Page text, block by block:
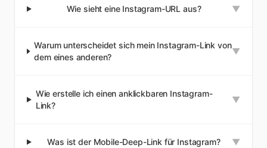
Wie sieht eine Instagram-URL aus? ▼
Warum unterscheidet sich mein Instagram-Link von
dem eines anderen?
▼
Wie erstelle ich einen anklickbaren Instagram-
Link?
▼
Was ist der Mobile-Deep-Link für Instagram? ▼